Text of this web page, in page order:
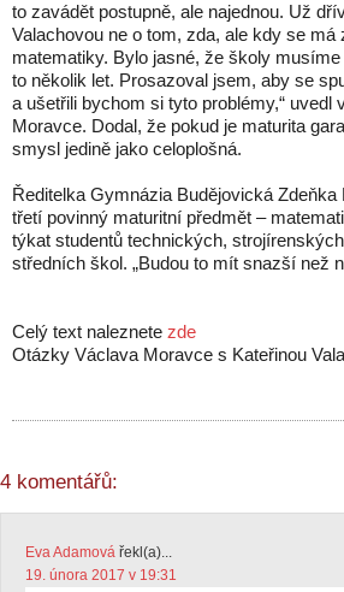
to zavádět postupně, ale najednou. Už
Valachovou ne o tom, zda, ale kdy se
matematiky. Bylo jasné, že školy
to několik let. Prosazoval jsem, aby se
a ušetřili bychom si tyto problémy,“ uvedl
Moravce. Dodal, že pokud je maturita
smysl jedině jako celoplošná.
Ředitelka Gymnázia Budějovická Zdeňka
třetí povinný maturitní předmět –
týkat studentů technických,
středních škol. „Budou to mít snazší než
Celý text naleznete zde
Otázky Václava Moravce s Kateřinou
4 komentářů:
Eva Adamová řekl(a)...
19. února 2017 v 19:31